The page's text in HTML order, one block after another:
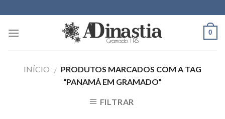
to
content
0
INÍCIO / PRODUTOS MARCADOS COM A TAG
“PANAMÁ EM GRAMADO”
FILTRAR